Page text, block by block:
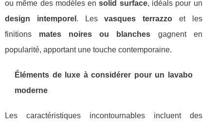
ou même des modèles ensolid surface, idéals pour un
design intemporel . Lesvasques terrazzo et les
finitions mates noires ou blanches gagnent en
popularité, apportant une touche contemporaine.
Éléments de luxe à considérer pour un lavabo
moderne
Les caractéristiques incontournables incluent des